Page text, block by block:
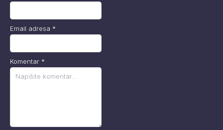
Komentar *
Email adresa *